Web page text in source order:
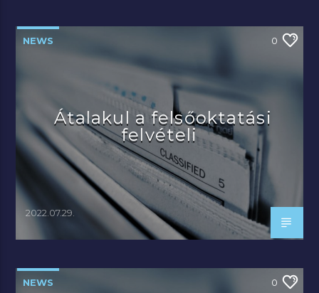
NEWS 0
Átalakul a felsőoktatási
felvételi
2022.07.29.
NEWS 0